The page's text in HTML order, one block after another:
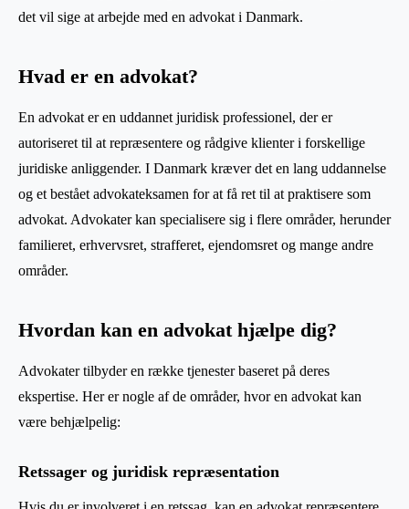
det vil sige at arbejde med en advokat i Danmark.
Hvad er en advokat?
En advokat er en uddannet juridisk professionel, der er
autoriseret til at repræsentere og rådgive klienter i forskellige
juridiske anliggender. I Danmark kræver det en lang uddannelse
og et bestået advokateksamen for at få ret til at praktisere som
advokat. Advokater kan specialisere sig i flere områder, herunder
familieret, erhvervsret, strafferet, ejendomsret og mange andre
områder.
Hvordan kan en advokat hjælpe dig?
Advokater tilbyder en række tjenester baseret på deres
ekspertise. Her er nogle af de områder, hvor en advokat kan
være behjælpelig:
Retssager og juridisk repræsentation